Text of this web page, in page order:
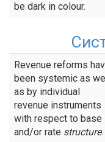
be dark in colour.
Revenue reforms
been systemic as
as by individual
revenue instruments
with respect to base
and/or rate structure.